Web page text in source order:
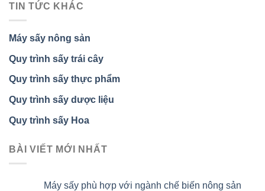
TIN TỨC KHÁC
Máy sấy nông sản
Quy trình sấy trái cây
Quy trình sấy thực phẩm
Quy trình sấy dược liệu
Quy trình sấy Hoa
BÀI VIẾT MỚI NHẤT
Máy sấy phù hợp với ngành chế biến nông sản